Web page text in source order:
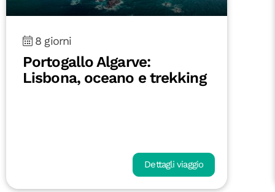
8 giorni
Portogallo Algarve:
Lisbona, oceano e trekking
Dettagli viaggio